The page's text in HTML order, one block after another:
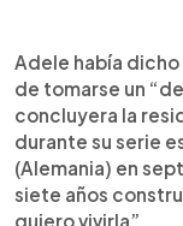
Adele había
de tomarse un
concluyera la
durante su serie
(Alemania) en
siete años
quiero vivirla”.